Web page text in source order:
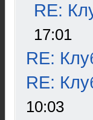
RE:
17:01
RE:
RE:
10:03